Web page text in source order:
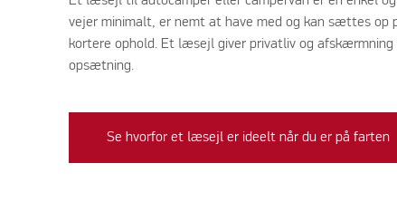
vejer minimalt, er nemt at have med og kan sættes
kortere ophold. Et læsejl giver privatliv og
opsætning.
Se hvorfor et læsejl er ideelt når du er på farten